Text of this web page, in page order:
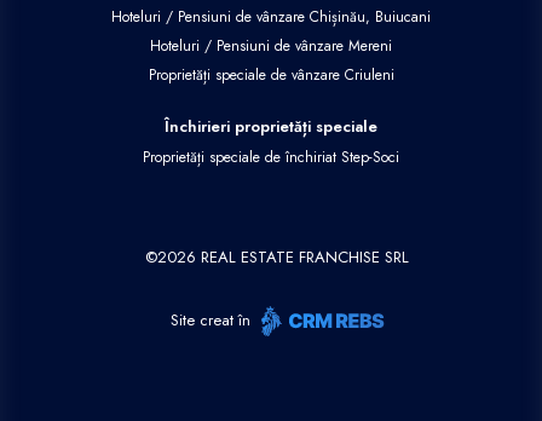
Hoteluri / Pensiuni de vânzare Chișinău, Buiucani
Hoteluri / Pensiuni de vânzare Mereni
Proprietăți speciale de vânzare Criuleni
Închirieri proprietăți speciale
Proprietăți speciale de închiriat Step-Soci
©2026 REAL ESTATE FRANCHISE SRL
Site creat în